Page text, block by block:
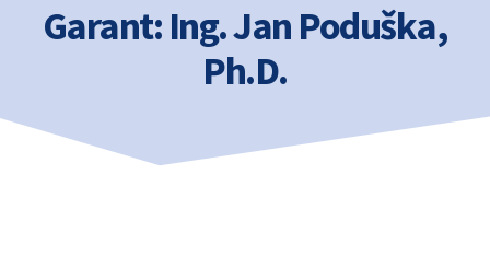
Garant: Ing. Jan Poduška,
Ph.D.